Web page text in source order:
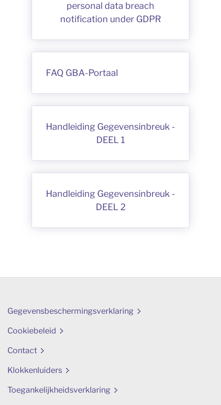
personal data breach
notification under GDPR
FAQ GBA-Portaal
Handleiding Gegevensinbreuk -
DEEL 1
Handleiding Gegevensinbreuk -
DEEL 2
Gegevensbeschermingsverklaring
Cookiebeleid
Contact
Klokkenluiders
Toegankelijkheidsverklaring